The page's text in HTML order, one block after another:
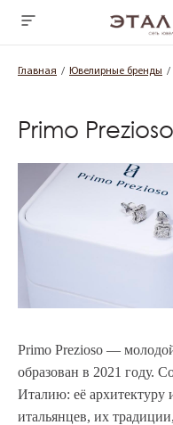
Главная Ювелирные бренды
Primo Prezioso
Primo Prezioso —
образован в 2021 году.
Италию: её архитектуру
итальянцев, их